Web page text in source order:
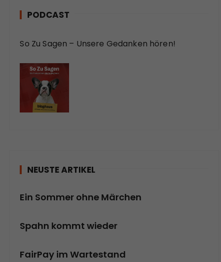
PODCAST
So Zu Sagen – Unsere Gedanken hören!
NEUSTE ARTIKEL
Ein Sommer ohne Märchen
Spahn kommt wieder
FairPay im Wartestand